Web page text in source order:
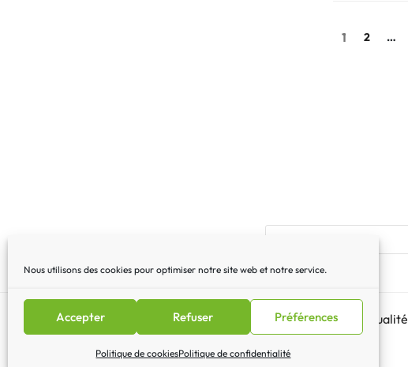
Nous utilisons des cookies pour optimiser notre site web et notre service.
Accepter Refuser Préférences
Politique de cookiesPolitique de confidentialité
1 2 …
Mentions légales|Lettre d’actualité